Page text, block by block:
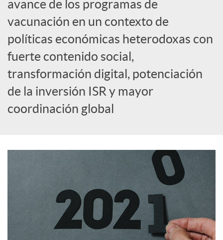
d
e
c
t
e
avance de los programas de
vacunación en un contexto de
políticas económicas heterodoxas con
fuerte contenido social,
transformación digital, potenciación
de la inversión ISR y mayor
coordinación global